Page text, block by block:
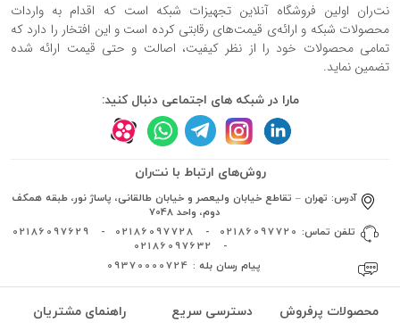
نت‌ران اولین فروشگاه آنلاین تجهیزات شبکه است که اقدام به واردات
محصولات شبکه و ارائه‌ی قیمت‌های رقابتی کرده است و این افتخار را دارد که
تمامی محصولات خود را از نظر کیفیت، اصالت و حتی قیمت ارائه شده
تضمین نماید.
مارا در شبکه های اجتماعی دنبال کنید:
روش‌های ارتباط با نت‌ران
آدرس: تهران – تقاطع خیابان ولیعصر و خیابان طالقانی، پاساژ نور، طبقه همکف
دوم، واحد 7048
تلفن تماس: 02186097720
-
02186097728
-
02186097629
-
02186097632
پیام رسان بله : 09370000724
محصولات پرفروش دسترسی سریع راهنمای مشتریان